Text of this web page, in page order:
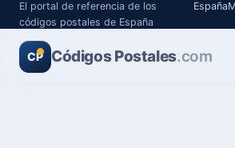
El portal de referencia de los
códigos postales de España
España
CP Códigos Postales.com